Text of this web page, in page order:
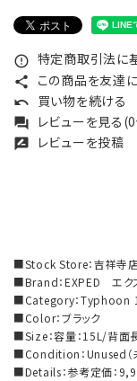
error_outline 特定商取引法に
share この商品を友達
undo 買い物を続ける
forum レビューを見る
rate_review レビューを投稿
■Stock Store：吉祥寺
■Brand：EXPED エク
■Category：Typhoon 15
■Color：ブラック
■Size：容量：15L/背面
■Condition：Unused（
■Details：参考定価：